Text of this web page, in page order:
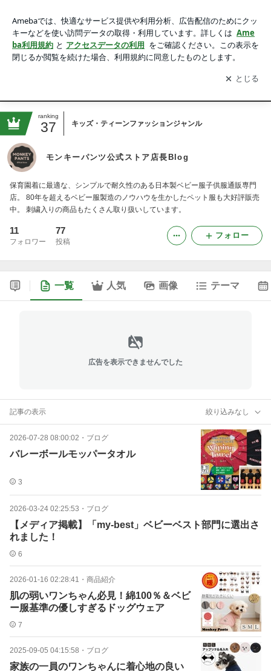
アプリをダウンロードして ブログの更新通知
を受け取りまし
ょう。
開く
ranking
37 キッズ・ティーンファッションジャンル
モンキーパンツ公式ストア店長Blog
保育園着に最適な、シンプルで耐久性のある日本製ベビー服子供服通販専門
店。 80年を超えるベビー服製造のノウハウを生かしたペット服も大好評販売
中。 刺繍入りの商品もたくさん取り扱いしています。
11
フォロワー
77
投稿
フォロー
一覧 人気 画像 テーマ
広告を表示できませんでした
記事の表示 絞り込みなし
2026-07-28 08:00:02 ・ ブログ
バレーボールモッパータオル
3
2026-03-24 02:25:53 ・ ブログ
【メディア掲載】「my-best」ベビーベスト部門に選出さ
れました！
6
2026-01-16 02:28:41 ・ 商品紹介
肌の弱いワンちゃん必見！綿100％＆ベビ
ー服基準の優しすぎるドッグウェア
7
2025-09-05 04:15:58 ・ ブログ
家族の一員のワンちゃんに着心地の良い